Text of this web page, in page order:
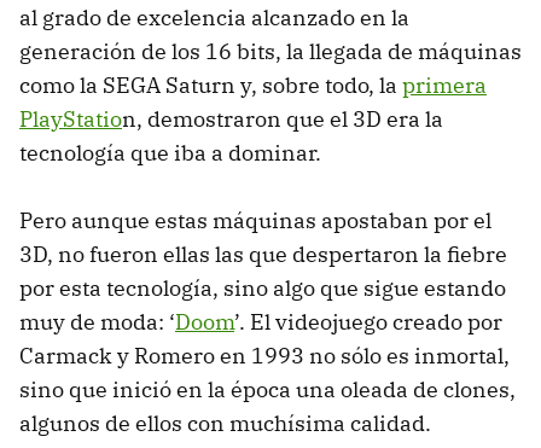
al grado de excelencia alcanzado en la
generación de los 16 bits, la llegada de máquinas
como la SEGA Saturn y, sobre todo, la primera
PlayStation, demostraron que el 3D era la
tecnología que iba a dominar.
Pero aunque estas máquinas apostaban por el
3D, no fueron ellas las que despertaron la fiebre
por esta tecnología, sino algo que sigue estando
muy de moda: ‘Doom’. El videojuego creado por
Carmack y Romero en 1993 no sólo es inmortal,
sino que inició en la época una oleada de clones,
algunos de ellos con muchísima calidad.